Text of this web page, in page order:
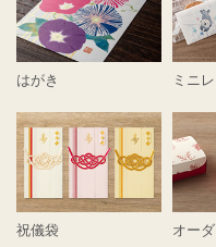
はがき ミニ
祝儀袋 オー